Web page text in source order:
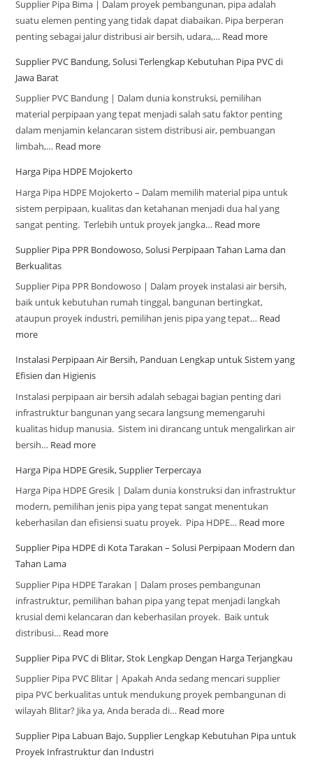
Supplier Pipa Bima | Dalam proyek pembangunan, pipa adalah
suatu elemen penting yang tidak dapat diabaikan. Pipa berperan
penting sebagai jalur distribusi air bersih, udara,… Read more
Supplier PVC Bandung, Solusi Terlengkap Kebutuhan Pipa PVC di
Jawa Barat
Supplier PVC Bandung | Dalam dunia konstruksi, pemilihan
material perpipaan yang tepat menjadi salah satu faktor penting
dalam menjamin kelancaran sistem distribusi air, pembuangan
limbah,… Read more
Harga Pipa HDPE Mojokerto
Harga Pipa HDPE Mojokerto – Dalam memilih material pipa untuk
sistem perpipaan, kualitas dan ketahanan menjadi dua hal yang
sangat penting. Terlebih untuk proyek jangka… Read more
Supplier Pipa PPR Bondowoso, Solusi Perpipaan Tahan Lama dan
Berkualitas
Supplier Pipa PPR Bondowoso | Dalam proyek instalasi air bersih,
baik untuk kebutuhan rumah tinggal, bangunan bertingkat,
ataupun proyek industri, pemilihan jenis pipa yang tepat… Read
more
Instalasi Perpipaan Air Bersih, Panduan Lengkap untuk Sistem yang
Efisien dan Higienis
Instalasi perpipaan air bersih adalah sebagai bagian penting dari
infrastruktur bangunan yang secara langsung memengaruhi
kualitas hidup manusia. Sistem ini dirancang untuk mengalirkan air
bersih… Read more
Harga Pipa HDPE Gresik, Supplier Terpercaya
Harga Pipa HDPE Gresik | Dalam dunia konstruksi dan infrastruktur
modern, pemilihan jenis pipa yang tepat sangat menentukan
keberhasilan dan efisiensi suatu proyek. Pipa HDPE… Read more
Supplier Pipa HDPE di Kota Tarakan – Solusi Perpipaan Modern dan
Tahan Lama
Supplier Pipa HDPE Tarakan | Dalam proses pembangunan
infrastruktur, pemilihan bahan pipa yang tepat menjadi langkah
krusial demi kelancaran dan keberhasilan proyek. Baik untuk
distribusi… Read more
Supplier Pipa PVC di Blitar, Stok Lengkap Dengan Harga Terjangkau
Supplier Pipa PVC Blitar | Apakah Anda sedang mencari supplier
pipa PVC berkualitas untuk mendukung proyek pembangunan di
wilayah Blitar? Jika ya, Anda berada di… Read more
Supplier Pipa Labuan Bajo, Supplier Lengkap Kebutuhan Pipa untuk
Proyek Infrastruktur dan Industri